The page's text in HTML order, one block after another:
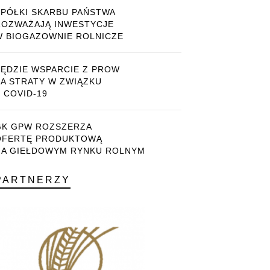
SKARBU PAŃSTWA
INWESTYCJE
BIOGAZOWNIE ROLNICZE
WSPARCIE Z PROW
STRATY W ZWIĄZKU
COVID-19
GPW ROZSZERZA
PRODUKTOWĄ
GIEŁDOWYM RYNKU ROLNYM